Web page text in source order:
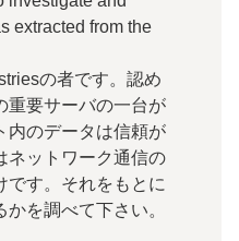
extracted from the
の者です。認め
重要サーバの一台が
内のデータは信頼が
ネットワーク通信の
です。それをもとに
を調べて下さい。